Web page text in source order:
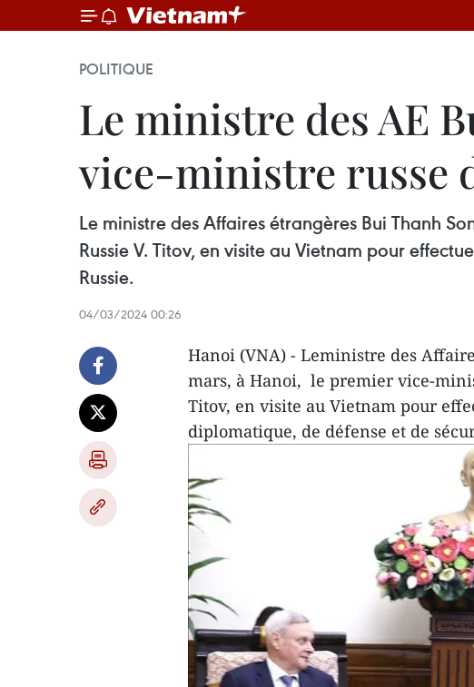
POLITIQUE
Le ministre des AE
vice-ministre russe
Le ministre des Affaires étrangères Bui Thanh
Russie V. Titov, en visite au Vietnam pour
Russie.
04/03/2024 00:26
Hanoi (VNA) - Leministre des
mars, à Hanoi, le premier vice-
Titov, en visite au Vietnam pour
diplomatique, de défense et de